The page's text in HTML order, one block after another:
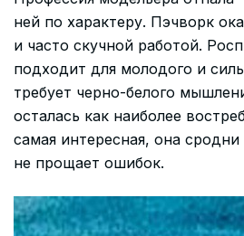
ней по характеру. Пэчворк
и часто скучной работой.
подходит для молодого и
требует черно-белого
осталась как наиболее
самая интересная, она
не прощает ошибок.